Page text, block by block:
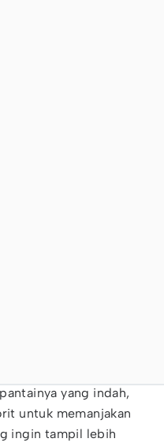
yang indah,
untuk memanjakan
ingin tampil lebih